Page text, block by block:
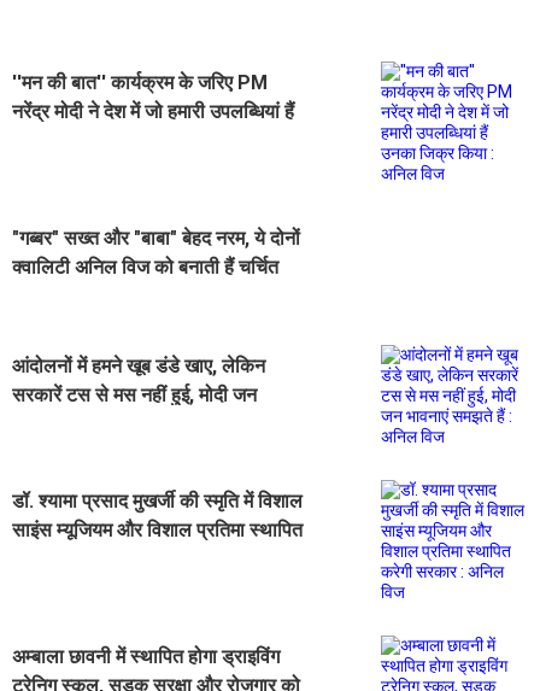
''मन की बात'' कार्यक्रम के जरिए PM
नरेंद्र मोदी ने देश में जो हमारी उपलब्धियां हैं
"गब्बर" सख्त और "बाबा" बेहद नरम, ये दोनों
क्वालिटी अनिल विज को बनाती हैं चर्चित
आंदोलनों में हमने खूब डंडे खाए, लेकिन
सरकारें टस से मस नहीं हुई, मोदी जन
डॉ. श्यामा प्रसाद मुखर्जी की स्मृति में विशाल
साइंस म्यूजियम और विशाल प्रतिमा स्थापित
अम्बाला छावनी में स्थापित होगा ड्राइविंग
ट्रेनिग स्कूल, सड़क सुरक्षा और रोजगार को